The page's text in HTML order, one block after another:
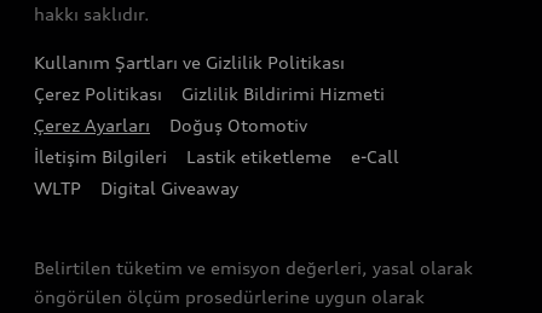
Satış Kampanyaları
Audi Kasko
Audi Orijinal Aksesuar®
Servis Kampanyalar
Audi Shop
Bağımsız Servisler
Sürdürülebilirlik
Lifestyle
Audi Sport
hakkı saklıdır.
Kullanım Şartları ve Gizlilik Politikası
Çerez Politikası
Gizlilik Bildirimi Hizmeti
Çerez Ayarları
Doğuş Otomotiv
İletişim Bilgileri
Lastik etiketleme
e-Call
WLTP
Digital Giveaway
Belirtilen tüketim ve emisyon değerleri, yasal olarak
öngörülen ölçüm prosedürlerine uygun olarak